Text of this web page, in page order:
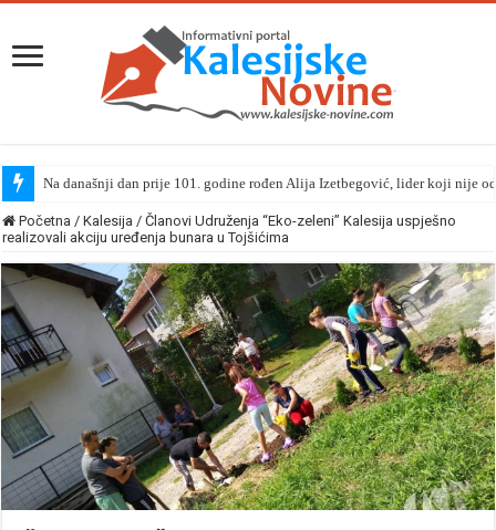
Na današnji dan prije 101. godine rođen Alija Izetbegović, lider koji nije
Početna / Kalesija / Članovi Udruženja “Eko-zeleni” Kalesija uspješno
realizovali akciju uređenja bunara u Tojšićima